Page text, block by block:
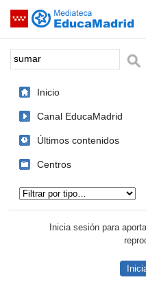
Saltar navegación
Palabra o frase:
Inicio
Canal EducaMadrid
Últimos contenidos
Centros
Inicia sesión para